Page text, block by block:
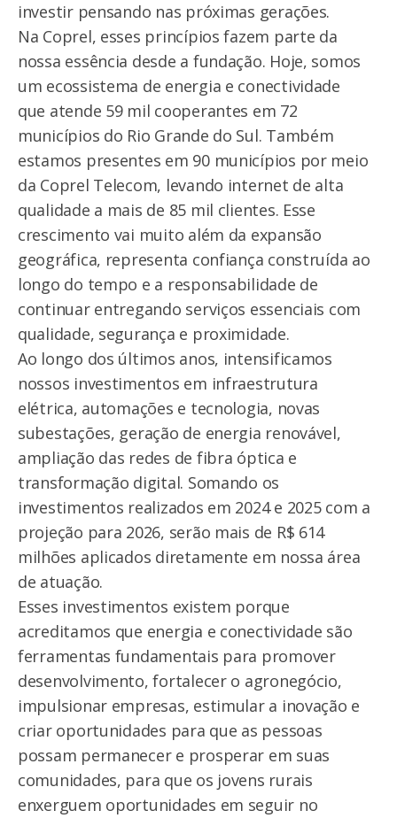
investir pensando nas próximas gerações.
Na Coprel, esses princípios fazem parte da
nossa essência desde a fundação. Hoje, somos
um ecossistema de energia e conectividade
que atende 59 mil cooperantes em 72
municípios do Rio Grande do Sul. Também
estamos presentes em 90 municípios por meio
da Coprel Telecom, levando internet de alta
qualidade a mais de 85 mil clientes. Esse
crescimento vai muito além da expansão
geográfica, representa confiança construída ao
longo do tempo e a responsabilidade de
continuar entregando serviços essenciais com
qualidade, segurança e proximidade.
Ao longo dos últimos anos, intensificamos
nossos investimentos em infraestrutura
elétrica, automações e tecnologia, novas
subestações, geração de energia renovável,
ampliação das redes de fibra óptica e
transformação digital. Somando os
investimentos realizados em 2024 e 2025 com a
projeção para 2026, serão mais de R$ 614
milhões aplicados diretamente em nossa área
de atuação.
Esses investimentos existem porque
acreditamos que energia e conectividade são
ferramentas fundamentais para promover
desenvolvimento, fortalecer o agronegócio,
impulsionar empresas, estimular a inovação e
criar oportunidades para que as pessoas
possam permanecer e prosperar em suas
comunidades, para que os jovens rurais
enxerguem oportunidades em seguir no